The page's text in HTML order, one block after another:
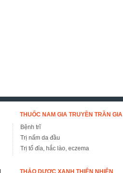
THUỐC NAM GIA TRUYỀN TRẦN GIA
Bệnh trĩ
Trị nấm da đầu
Trị tổ đỉa, hắc lào, eczema
THẢO DƯỢC XANH THIÊN NHIÊN